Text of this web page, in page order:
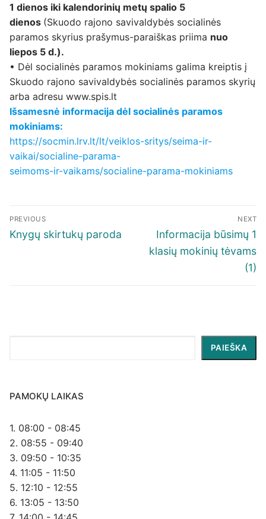
1 dienos iki kalendorinių metų spalio 5
dienos (Skuodo rajono savivaldybės socialinės
paramos skyrius prašymus-paraiškas priima nuo
liepos 5 d.).
• Dėl socialinės paramos mokiniams galima kreiptis į
Skuodo rajono savivaldybės socialinės paramos skyrių
arba adresu www.spis.lt
Išsamesnė informacija dėl socialinės paramos
mokiniams:
https://socmin.lrv.lt/lt/veiklos-sritys/seima-ir-
vaikai/socialine-parama-
seimoms-ir-vaikams/socialine-parama-mokiniams
Navigacija
tarp
PREVIOUS
Previous
Knygų skirtukų paroda
NEXT
Next
post:
Informacija būsimų 1
klasių mokinių tėvams
(1)
PAIEŠKA
PAMOKŲ LAIKAS
1. 08:00 - 08:45
2. 08:55 - 09:40
3. 09:50 - 10:35
4. 11:05 - 11:50
5. 12:10 - 12:55
6. 13:05 - 13:50